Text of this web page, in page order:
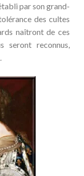
par son grand-
des cultes
naîtront de ces
seront reconnus,